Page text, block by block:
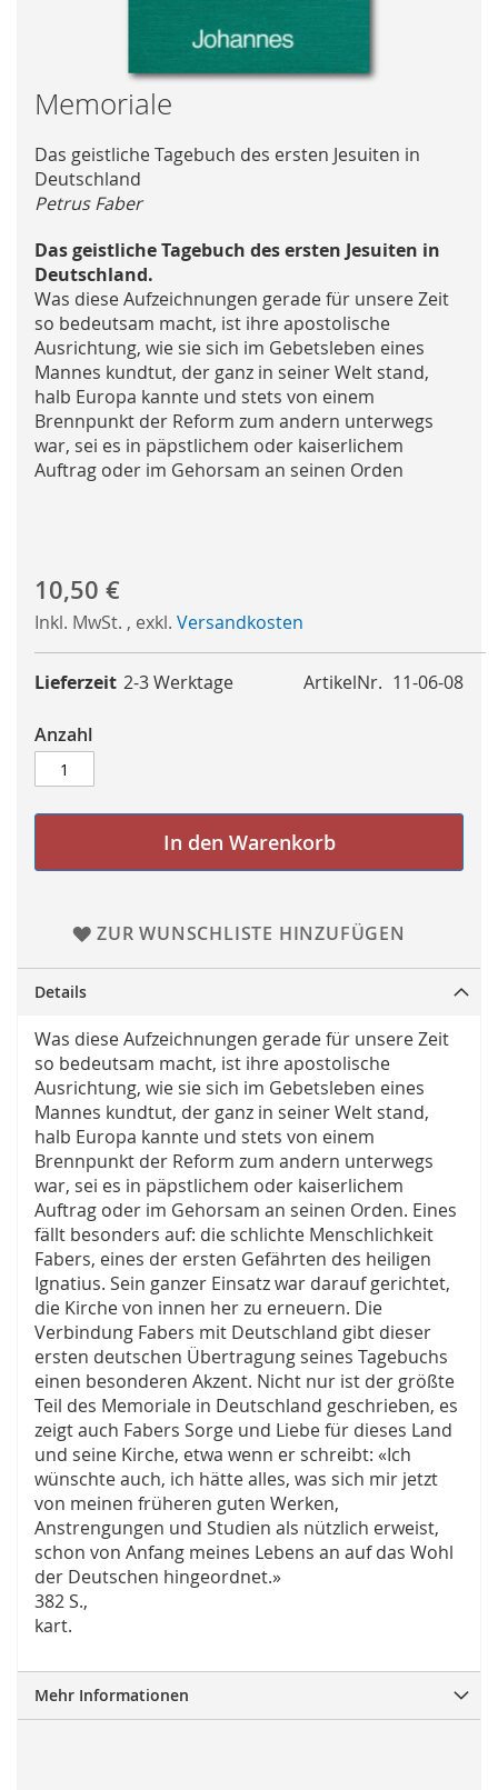
Skip
to
the
beginning
of
the
images
gallery
Memoriale
Das geistliche Tagebuch des ersten Jesuiten in
Deutschland
Petrus Faber
Das geistliche Tagebuch des ersten Jesuiten in
Deutschland.
Was diese Aufzeichnungen gerade für unsere Zeit
so bedeutsam macht, ist ihre apostolische
Ausrichtung, wie sie sich im Gebetsleben eines
Mannes kundtut, der ganz in seiner Welt stand,
halb Europa kannte und stets von einem
Brennpunkt der Reform zum andern unterwegs
war, sei es in päpstlichem oder kaiserlichem
Auftrag oder im Gehorsam an seinen Orden
10,50 €
Inkl. MwSt. , exkl. Versandkosten
ArtikelNr. 11-06-08
Lieferzeit 2-3 Werktage
Anzahl
In den Warenkorb
ZUR WUNSCHLISTE HINZUFÜGEN
Details
Was diese Aufzeichnungen gerade für unsere Zeit
so bedeutsam macht, ist ihre apostolische
Ausrichtung, wie sie sich im Gebetsleben eines
Mannes kundtut, der ganz in seiner Welt stand,
halb Europa kannte und stets von einem
Brennpunkt der Reform zum andern unterwegs
war, sei es in päpstlichem oder kaiserlichem
Auftrag oder im Gehorsam an seinen Orden. Eines
fällt besonders auf: die schlichte Menschlichkeit
Fabers, eines der ersten Gefährten des heiligen
Ignatius. Sein ganzer Einsatz war darauf gerichtet,
die Kirche von innen her zu erneuern. Die
Verbindung Fabers mit Deutschland gibt dieser
ersten deutschen Übertragung seines Tagebuchs
einen besonderen Akzent. Nicht nur ist der größte
Teil des Memoriale in Deutschland geschrieben, es
zeigt auch Fabers Sorge und Liebe für dieses Land
und seine Kirche, etwa wenn er schreibt: «Ich
wünschte auch, ich hätte alles, was sich mir jetzt
von meinen früheren guten Werken,
Anstrengungen und Studien als nützlich erweist,
schon von Anfang meines Lebens an auf das Wohl
der Deutschen hingeordnet.»
382 S.,
kart.
Mehr Informationen